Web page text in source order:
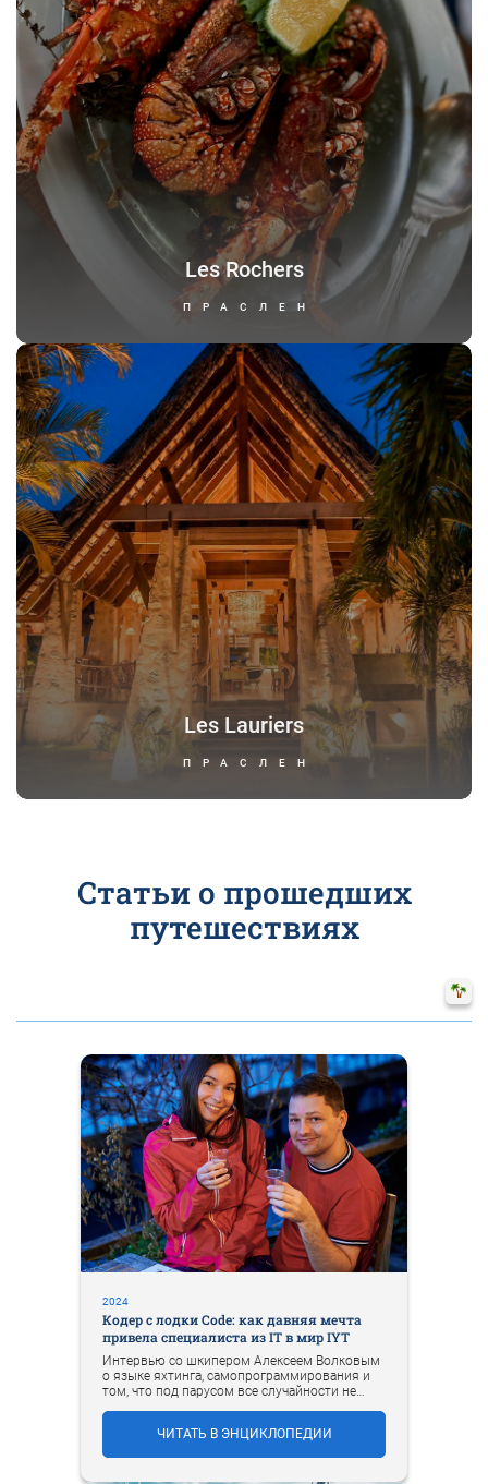
Les Rochers
ПРАСЛЕН
Les Lauriers
ПРАСЛЕН
Статьи о прошедших
путешествиях
2024
Кодер с лодки Code: как давняя мечта
привела специалиста из IT в мир IYT
Интервью со шкипером Алексеем Волковым
о языке яхтинга, самопрограммирования и
том, что под парусом все случайности не
ЧИТАТЬ В ЭНЦИКЛОПЕДИИ